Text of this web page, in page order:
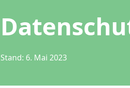
Stand: 6. Mai 2023